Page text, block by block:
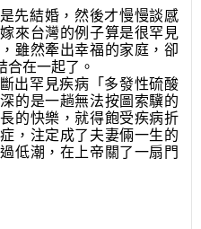
先結婚，然後才慢慢談感
來台灣的例子算是很罕見
雖然牽出幸福的家庭，卻
合在一起了。
出罕見疾病「多發性硫酸
深的是一趟無法按圖索驥的
的快樂，就得飽受疾病折
，注定成了夫妻倆一生的
低潮，在上帝關了一扇門